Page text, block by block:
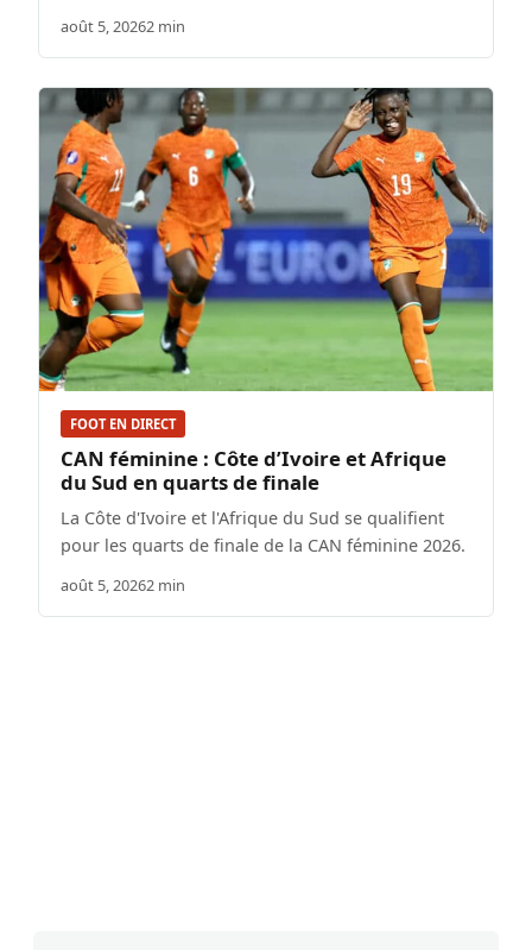
août 5, 20262 min
FOOT EN DIRECT
CAN féminine : Côte d’Ivoire et Afrique
du Sud en quarts de finale
La Côte d'Ivoire et l'Afrique du Sud se qualifient
pour les quarts de finale de la CAN féminine 2026.
août 5, 20262 min